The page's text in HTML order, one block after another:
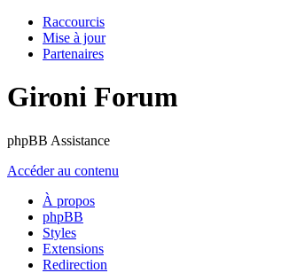
Raccourcis
Mise à jour
Partenaires
Gironi Forum
phpBB Assistance
Accéder au contenu
À propos
phpBB
Styles
Extensions
Redirection